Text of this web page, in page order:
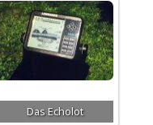
Das Echolot